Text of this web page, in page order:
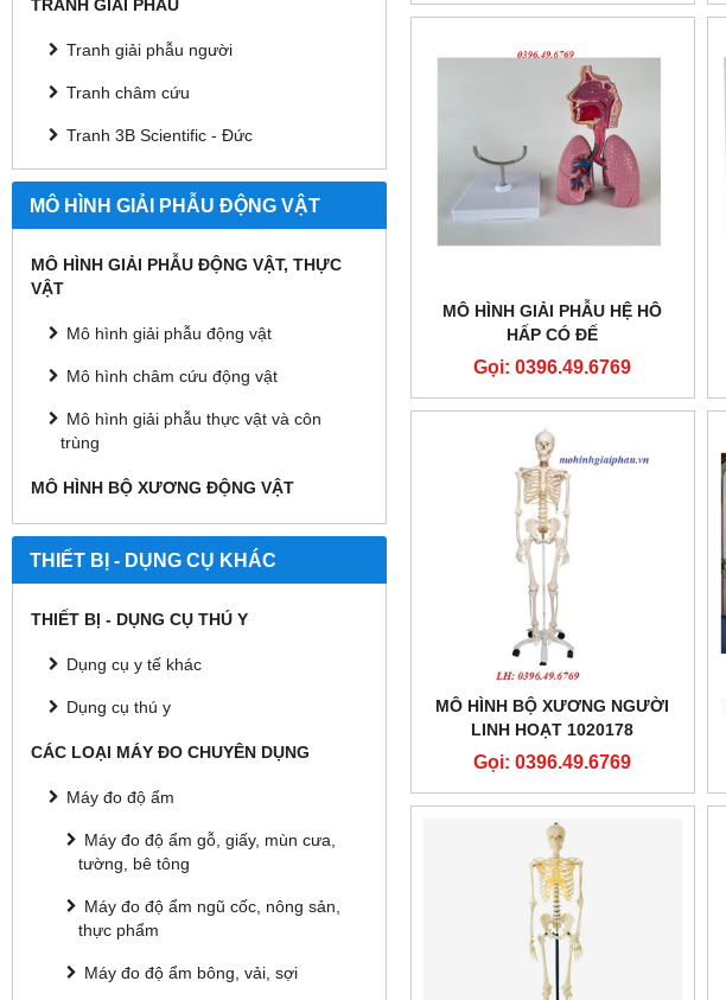
TRANH GIẢI PHẪU
Tranh giải phẫu người
Tranh châm cứu
Tranh 3B Scientific - Đức
MÔ HÌNH GIẢI PHẪU ĐỘNG VẬT
MÔ HÌNH GIẢI PHẪU ĐỘNG VẬT, THỰC
VẬT
Mô hình giải phẫu động vật
Mô hình châm cứu động vật
Mô hình giải phẫu thực vật và côn
trùng
MÔ HÌNH BỘ XƯƠNG ĐỘNG VẬT
THIẾT BỊ - DỤNG CỤ KHÁC
THIẾT BỊ - DỤNG CỤ THÚ Y
Dụng cụ y tế khác
Dụng cụ thú y
CÁC LOẠI MÁY ĐO CHUYÊN DỤNG
Máy đo độ ẩm
Máy đo độ ẩm gỗ, giấy, mùn cưa,
tường, bê tông
Máy đo độ ẩm ngũ cốc, nông sản,
thực phẩm
Máy đo độ ẩm bông, vải, sợi
MÔ HÌNH GIẢI PHẪU HỆ HÔ
HẤP CÓ ĐẾ
Gọi: 0396.49.6769
MÔ HÌNH BỘ XƯƠNG NGƯỜI
LINH HOẠT 1020178
Gọi: 0396.49.6769